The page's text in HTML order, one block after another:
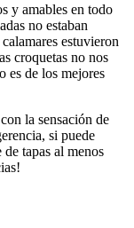
y amables en todo
no estaban
estuvieron
croquetas no nos
es de los mejores
la sensación de
si puede
tapas al menos